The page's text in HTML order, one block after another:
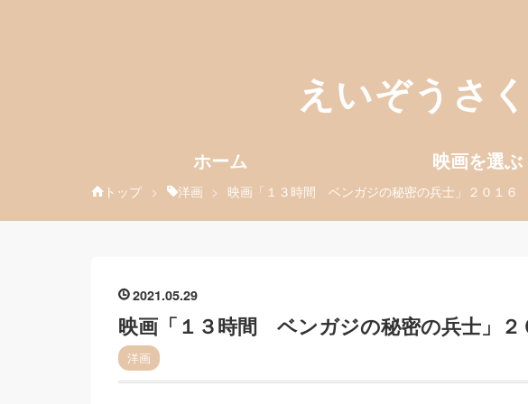
えいぞうさ
ホーム 映画を選ぶ
トップ > 洋画 > 映画「１３時間 ベンガジの秘密の兵士」２０１６
2021 05 29
映画「１３時間 ベンガジの秘密の兵士」２
洋画